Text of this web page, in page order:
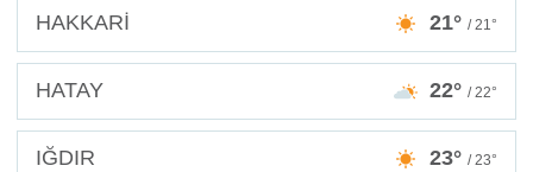
HAKKARİ 21° / 21°
HATAY 22° / 22°
IĞDIR 23° / 23°